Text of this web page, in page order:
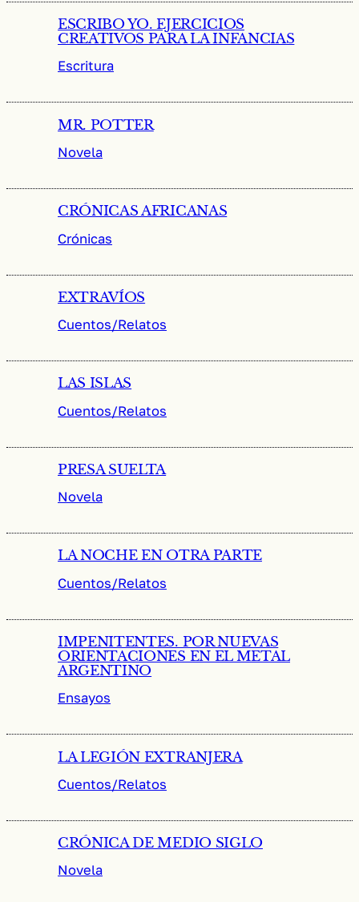
ESCRIBO YO. EJERCICIOS
CREATIVOS PARA LA INFANCIAS
Escritura
MR. POTTER
Novela
CRÓNICAS AFRICANAS
Crónicas
EXTRAVÍOS
Cuentos/Relatos
LAS ISLAS
Cuentos/Relatos
PRESA SUELTA
Novela
LA NOCHE EN OTRA PARTE
Cuentos/Relatos
IMPENITENTES. POR NUEVAS
ORIENTACIONES EN EL METAL
ARGENTINO
Ensayos
LA LEGIÓN EXTRANJERA
Cuentos/Relatos
CRÓNICA DE MEDIO SIGLO
Novela